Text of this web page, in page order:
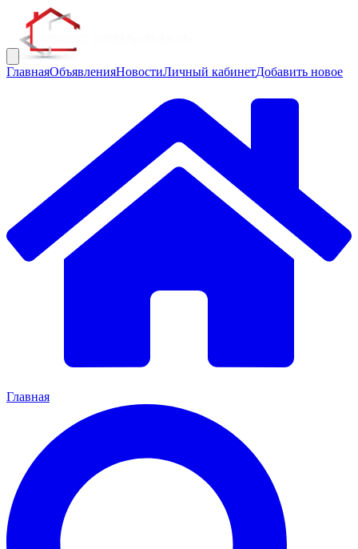
ГлавнаяОбъявленияНовостиЛичный кабинетДобавить новое
Главная